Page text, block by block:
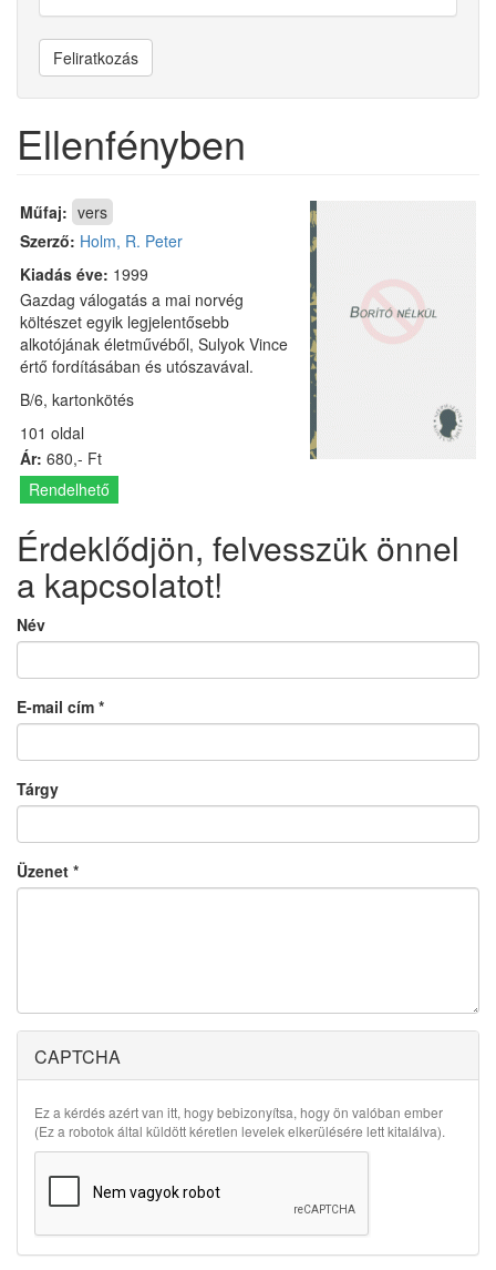
Feliratkozás
Ellenfényben
Műfaj: vers
Szerző: Holm, R. Peter
Kiadás éve: 1999
Gazdag válogatás a mai norvég
költészet egyik legjelentősebb
alkotójának életművéből, Sulyok Vince
értő fordításában és utószavával.
B/6, kartonkötés
101 oldal
Ár: 680,- Ft
Rendelhető
Érdeklődjön, felvesszük önnel
a kapcsolatot!
Név
E-mail cím *
Tárgy
Üzenet *
CAPTCHA
Ez a kérdés azért van itt, hogy bebizonyítsa, hogy ön valóban ember
(Ez a robotok által küldött kéretlen levelek elkerülésére lett kitalálva).